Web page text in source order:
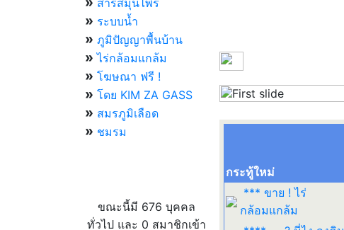
สารสมุนไพร
» ระบบน้ำ
» ภูมิปัญญาพื้นบ้าน
» ไร่กล้อมแกล้ม
» โฆษณา ฟรี !
» โดย KIM ZA GASS
» สมรภูมิเลือด
» ชมรม
ขณะนี้มี 676 บุคคล
ทั่วไป และ 0 สมาชิกเข้า
Previous
กระทู้ใหม่
*** ขาย ! ไร่
กล้อมแกล้ม